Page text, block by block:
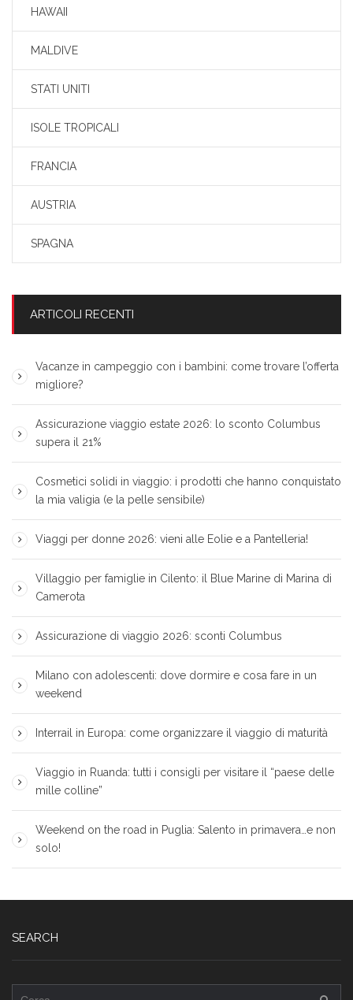
HAWAII
MALDIVE
STATI UNITI
ISOLE TROPICALI
FRANCIA
AUSTRIA
SPAGNA
ARTICOLI RECENTI
Vacanze in campeggio con i bambini: come trovare l’offerta
migliore?
Assicurazione viaggio estate 2026: lo sconto Columbus
supera il 21%
Cosmetici solidi in viaggio: i prodotti che hanno conquistato
la mia valigia (e la pelle sensibile)
Viaggi per donne 2026: vieni alle Eolie e a Pantelleria!
Villaggio per famiglie in Cilento: il Blue Marine di Marina di
Camerota
Assicurazione di viaggio 2026: sconti Columbus
Milano con adolescenti: dove dormire e cosa fare in un
weekend
Interrail in Europa: come organizzare il viaggio di maturità
Viaggio in Ruanda: tutti i consigli per visitare il “paese delle
mille colline”
Weekend on the road in Puglia: Salento in primavera…e non
solo!
SEARCH